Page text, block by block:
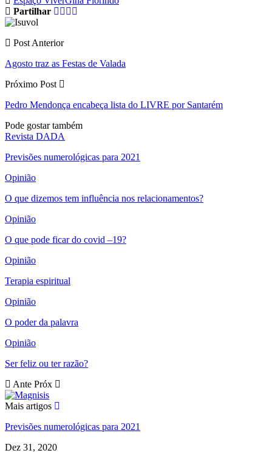
Partilhar
Post Anterior
Agosto traz as Festas de Valada
Próximo Post
Pedro Mendonça encabeça lista do LIVRE por Santarém
Pode gostar também
Revista DADA
Previsões numerológicas para 2021
Opinião
O que dizemos tem influência nos relacionamentos?
Opinião
O que pode ficar do covid –19?
Opinião
Terapia espiritual
Opinião
O poder da palavra
Opinião
Ser feliz ou ter razão?
Ante Próx
Mais artigos
Previsões numerológicas para 2021
Dez 31, 2020